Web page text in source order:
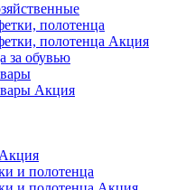
полотенца
полотенца Акция
за обувью
Акция
и полотенца